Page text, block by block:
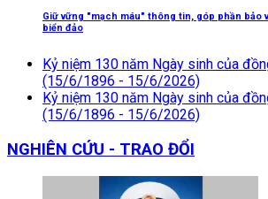
Giữ vững "mạch máu" thông tin, góp phần bảo
biển đảo
Kỷ niệm 130 năm Ngày sinh của
(15/6/1896 - 15/6/2026)
Kỷ niệm 130 năm Ngày sinh của
(15/6/1896 - 15/6/2026)
NGHIÊN CỨU - TRAO ĐỔI